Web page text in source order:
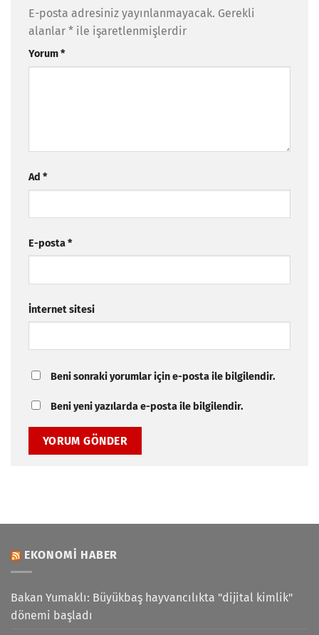
E-posta adresiniz yayınlanmayacak. Gerekli
alanlar * ile işaretlenmişlerdir
Yorum*
Ad *
E-posta*
İnternet sitesi
Beni sonraki yorumlar için e-posta ile bilgilendir.
Beni yeni yazılarda e-posta ile bilgilendir.
EKONOMI HABER
Bakan Yumaklı: Büyükbaş hayvancılıkta "dijital kimlik"
dönemi başladı